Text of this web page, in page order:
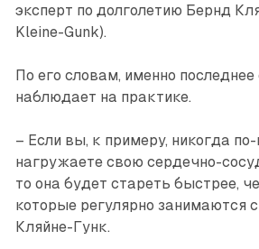
эксперт по долголетию Бернд
Kleine-Gunk).
По его словам, именно
наблюдает на практике.
– Если вы, к примеру, никогда
нагружаете свою сердечно-
то она будет стареть быстрее,
которые регулярно занимаются
Кляйне-Гунк.